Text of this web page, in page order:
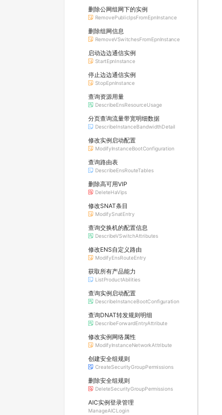
删除公网组网下的实例
RemovePublicIpsFromEpnInstance
删除组网信息
RemoveVSwitchesFromEpnInstance
启动边边通信实例
StartEpnInstance
停止边边通信实例
StopEpnInstance
查询资源用量
DescribeEnsResourceUsage
分页查询流量带宽明细数据
DescribeInstanceBandwidthDetail
修改实例启动配置
ModifyInstanceBootConfiguration
查询路由表
DescribeEnsRouteTables
删除高可用VIP
DeleteHaVips
修改SNAT条目
ModifySnatEntry
查询交换机的配置信息
DescribeVSwitchAttributes
修改ENS自定义路由
ModifyEnsRouteEntry
获取所有产品能力
ListProductAbilities
查询实例启动配置
DescribeInstanceBootConfiguration
查询DNAT转发规则明细
DescribeForwardEntryAttribute
修改实例网络属性
ModifyInstanceNetworkAttribute
创建安全组规则
CreateSecurityGroupPermissions
删除安全组规则
DeleteSecurityGroupPermissions
AIC实例登录管理
ManageAICLogin